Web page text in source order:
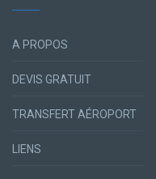
A PROPOS
DEVIS GRATUIT
TRANSFERT AÉROPORT
LIENS